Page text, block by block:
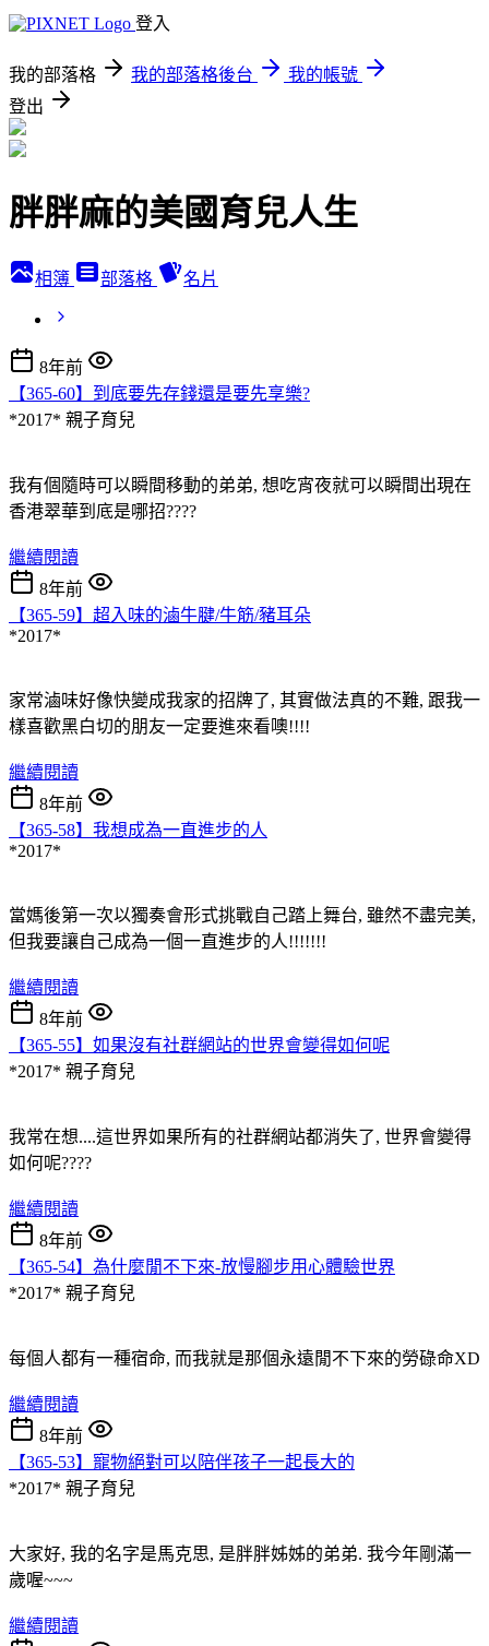
登入
我的部落格 我的部落格後台
我的帳號
登出
胖胖麻的美國育兒人生
相簿 部落格 名片
8年前
【365-60】到底要先存錢還是要先享樂?
*2017* 親子育兒
我有個隨時可以瞬間移動的弟弟, 想吃宵夜就可以瞬間出現在
香港翠華到底是哪招????
繼續閱讀
8年前
【365-59】超入味的滷牛腱/牛筋/豬耳朵
*2017*
家常滷味好像快變成我家的招牌了, 其實做法真的不難, 跟我一
樣喜歡黑白切的朋友一定要進來看噢!!!!
繼續閱讀
8年前
【365-58】我想成為一直進步的人
*2017*
當媽後第一次以獨奏會形式挑戰自己踏上舞台, 雖然不盡完美,
但我要讓自己成為一個一直進步的人!!!!!!!
繼續閱讀
8年前
【365-55】如果沒有社群網站的世界會變得如何呢
*2017* 親子育兒
我常在想....這世界如果所有的社群網站都消失了, 世界會變得
如何呢????
繼續閱讀
8年前
【365-54】為什麼閒不下來-放慢腳步用心體驗世界
*2017* 親子育兒
每個人都有一種宿命, 而我就是那個永遠閒不下來的勞碌命XD
繼續閱讀
8年前
【365-53】寵物絕對可以陪伴孩子一起長大的
*2017* 親子育兒
大家好, 我的名字是馬克思, 是胖胖姊姊的弟弟. 我今年剛滿一
歲喔~~~
繼續閱讀